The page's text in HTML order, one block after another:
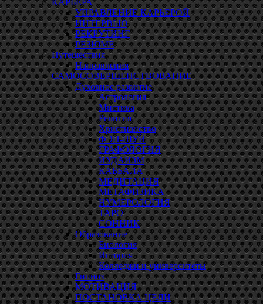
УПРАВЛЕНИЕ КАРЬЕРОЙ
ИНТЕРВЬЮ
РЕКРУТИНГ
РЕЗЮМЕ
Путешествия
Направления
САМОСОВЕРШЕНСТВОВАНИЕ
Духовное развитие
Астрология
Мистика
Религия
Христианство
ФЭН-ШУЙ
ГРАФОЛОГИЯ
ИУДАИЗМ
КАББАЛА
МЕДИТАЦИЯ
МЕТАФИЗИКА
НУМЕРОЛОГИЯ
ТАРО
СОННИК
Образование
Биология
История
Колледжи и университеты
Гипноз
МОТИВАЦИЯ
ПОСТАНОВКА ЦЕЛИ